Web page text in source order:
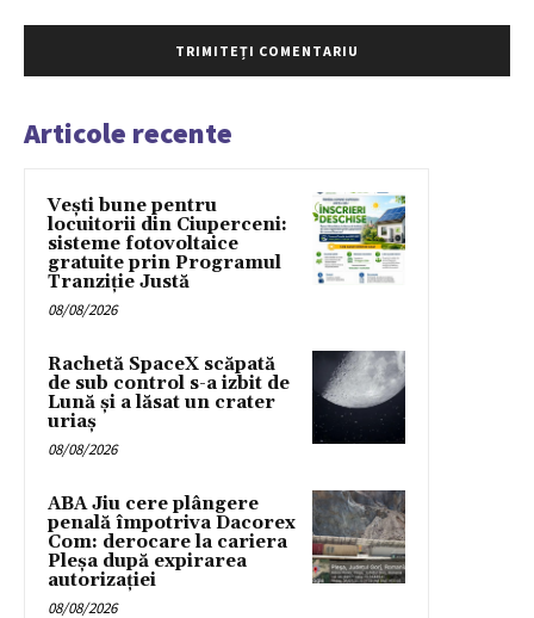
Articole recente
Vești bune pentru
locuitorii din Ciuperceni:
sisteme fotovoltaice
gratuite prin Programul
Tranziție Justă
08/08/2026
Rachetă SpaceX scăpată
de sub control s-a izbit de
Lună și a lăsat un crater
uriaș
08/08/2026
ABA Jiu cere plângere
penală împotriva Dacorex
Com: derocare la cariera
Pleșa după expirarea
autorizației
08/08/2026